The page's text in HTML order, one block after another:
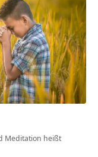
Meditation heißt